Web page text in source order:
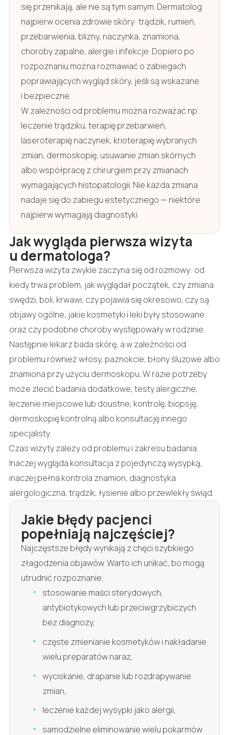
się przenikają, ale nie są tym samym. Dermatolog
najpierw ocenia zdrowie skóry: trądzik, rumień,
przebarwienia, blizny, naczynka, znamiona,
choroby zapalne, alergie i infekcje. Dopiero po
rozpoznaniu można rozmawiać o zabiegach
poprawiających wygląd skóry, jeśli są wskazane
i bezpieczne.
W zależności od problemu można rozważać np.
leczenie trądziku, terapię przebarwień,
laseroterapię naczynek, krioterapię wybranych
zmian, dermoskopię, usuwanie zmian skórnych
albo współpracę z chirurgiem przy zmianach
wymagających histopatologii. Nie każda zmiana
nadaje się do zabiegu estetycznego — niektóre
najpierw wymagają diagnostyki.
Jak wygląda pierwsza wizyta
u dermatologa?
Pierwsza wizyta zwykle zaczyna się od rozmowy: od
kiedy trwa problem, jak wyglądał początek, czy zmiana
swędzi, boli, krwawi, czy pojawia się okresowo, czy są
objawy ogólne, jakie kosmetyki i leki były stosowane
oraz czy podobne choroby występowały w rodzinie.
Następnie lekarz bada skórę, a w zależności od
problemu również włosy, paznokcie, błony śluzowe albo
znamiona przy użyciu dermoskopu. W razie potrzeby
może zlecić badania dodatkowe, testy alergiczne,
leczenie miejscowe lub doustne, kontrolę, biopsję,
dermoskopię kontrolną albo konsultację innego
specjalisty.
Czas wizyty zależy od problemu i zakresu badania.
Inaczej wygląda konsultacja z pojedynczą wysypką,
inaczej pełna kontrola znamion, diagnostyka
alergologiczna, trądzik, łysienie albo przewlekły świąd.
Jakie błędy pacjenci
popełniają najczęściej?
Najczęstsze błędy wynikają z chęci szybkiego
złagodzenia objawów. Warto ich unikać, bo mogą
utrudnić rozpoznanie:
stosowanie maści sterydowych,
antybiotykowych lub przeciwgrzybiczych
bez diagnozy,
częste zmienianie kosmetyków i nakładanie
wielu preparatów naraz,
wyciskanie, drapanie lub rozdrapywanie
zmian,
leczenie każdej wysypki jako alergii,
samodzielne eliminowanie wielu pokarmów